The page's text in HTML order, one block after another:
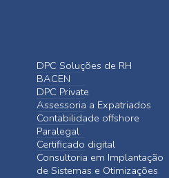
DPC Soluções de RH
BACEN
DPC Private
Assessoria a Expatriados
Contabilidade offshore
Paralegal
Certificado digital
Consultoria em Implantação
de Sistemas e Otimizações